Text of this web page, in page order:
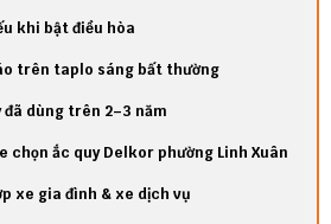
khi bật điều hòa
trên taplo sáng bất thường
đã dùng trên 2–3 năm
chọn ắc quy Delkor phường Linh Xuân
xe gia đình & xe dịch vụ